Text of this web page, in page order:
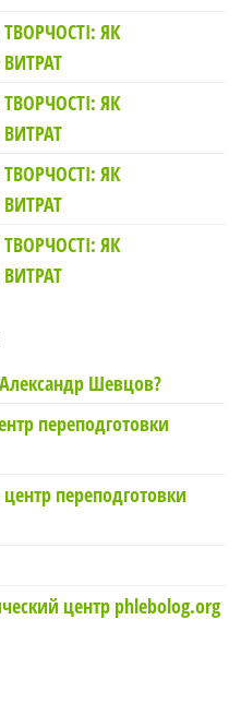
ЯК
ЯК
ЯК
ЯК
Шевцов?
переподготовки
переподготовки
центр phlebolog.org